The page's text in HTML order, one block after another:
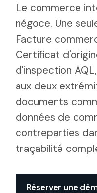
Le commerce
négoce. Une
Facture
Certificat
d'inspection
aux deux
documents
données de
contreparties
traçabilité
Réserver une